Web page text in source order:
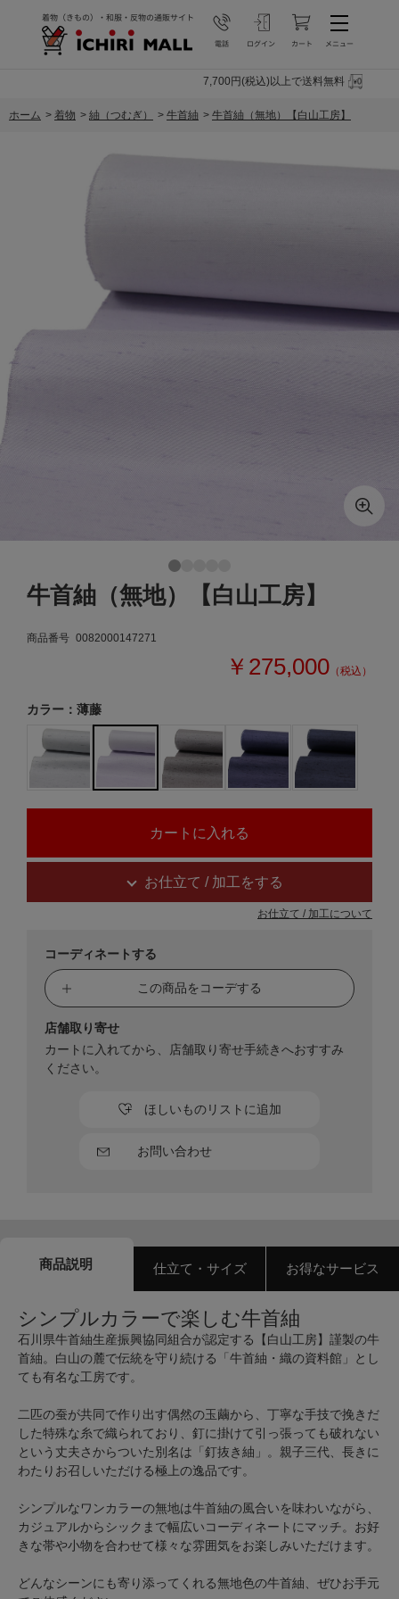
7,700円(税込)以上で送料無料
ホーム > 着物 > 紬（つむぎ） > 牛首紬 > 牛首紬（無地）【白山工房】
牛首紬（無地）【白山工房】
商品番号 0082000147271
￥275,000 （税込）
カラー：薄藤
お仕立て / 加工をする
お仕立て / 加工について
コーディネートする
この商品をコーデする
お問い合わせ
ほしいものリストに追加
店舗取り寄せ
カートに入れてから、店舗取り寄せ手続きへおすすみ
ください。
商品説明 仕立て・サイズ お得なサービス
シンプルカラーで楽しむ牛首紬
石川県牛首紬生産振興協同組合が認定する【白山工房】謹製の牛
首紬。白山の麓で伝統を守り続ける「牛首紬・織の資料館」とし
ても有名な工房です。
二匹の蚕が共同で作り出す偶然の玉繭から、丁寧な手技で挽きだ
した特殊な糸で織られており、釘に掛けて引っ張っても破れない
という丈夫さからついた別名は「釘抜き紬」。親子三代、長きに
わたりお召しいただける極上の逸品です。
シンプルなワンカラーの無地は牛首紬の風合いを味わいながら、
カジュアルからシックまで幅広いコーディネートにマッチ。お好
きな帯や小物を合わせて様々な雰囲気をお楽しみいただけます。
どんなシーンにも寄り添ってくれる無地色の牛首紬、ぜひお手元